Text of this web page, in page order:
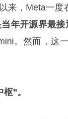
来，Meta一度
年开源界最接
。然而，这
”。